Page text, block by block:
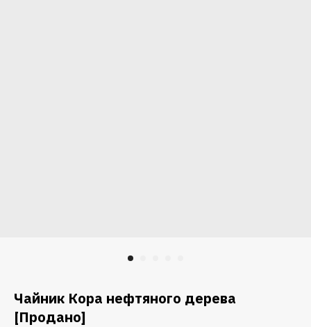
Чайник Кора нефтяного дерева
[Продано]